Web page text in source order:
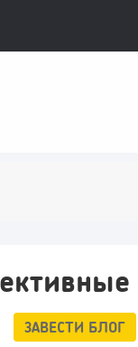
ЗАВЕСТИ БЛОГ